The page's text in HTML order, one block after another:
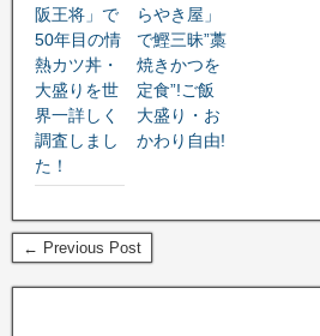
阪王将」で
50年目の情
熱カツ丼・
大盛りを世
界一詳しく
調査しまし
た！
らやき屋」
で鰹三昧”藁
焼きかつを
定食”!ご飯
大盛り・お
かわり自由!
← Previous Post